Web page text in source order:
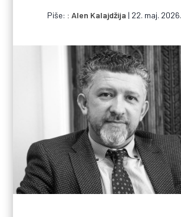
Piše: Alen Kalajdžija | 22. maj. 2026.